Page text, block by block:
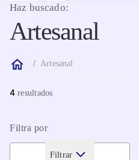
Haz buscado:
Artesanal
Artesanal
4
Filtra por
Filtrar